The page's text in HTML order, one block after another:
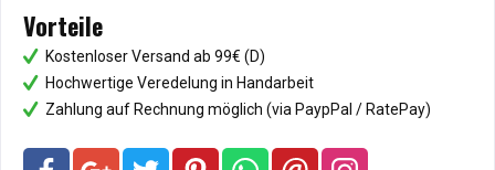
Vorteile
Kostenloser Versand ab 99€ (D)
Hochwertige Veredelung in Handarbeit
Zahlung auf Rechnung möglich (via PaypPal / RatePay)